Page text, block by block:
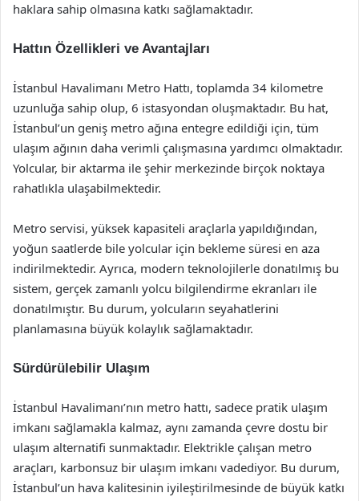
haklara sahip olmasına katkı sağlamaktadır.
Hattın Özellikleri ve Avantajları
İstanbul Havalimanı Metro Hattı, toplamda 34 kilometre
uzunluğa sahip olup, 6 istasyondan oluşmaktadır. Bu hat,
İstanbul’un geniş metro ağına entegre edildiği için, tüm
ulaşım ağının daha verimli çalışmasına yardımcı olmaktadır.
Yolcular, bir aktarma ile şehir merkezinde birçok noktaya
rahatlıkla ulaşabilmektedir.
Metro servisi, yüksek kapasiteli araçlarla yapıldığından,
yoğun saatlerde bile yolcular için bekleme süresi en aza
indirilmektedir. Ayrıca, modern teknolojilerle donatılmış bu
sistem, gerçek zamanlı yolcu bilgilendirme ekranları ile
donatılmıştır. Bu durum, yolcuların seyahatlerini
planlamasına büyük kolaylık sağlamaktadır.
Sürdürülebilir Ulaşım
İstanbul Havalimanı’nın metro hattı, sadece pratik ulaşım
imkanı sağlamakla kalmaz, aynı zamanda çevre dostu bir
ulaşım alternatifi sunmaktadır. Elektrikle çalışan metro
araçları, karbonsuz bir ulaşım imkanı vadediyor. Bu durum,
İstanbul’un hava kalitesinin iyileştirilmesinde de büyük katkı